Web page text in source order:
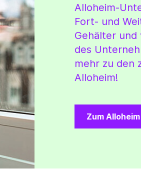
Alloheim-
Fort- und
Gehälter
des
mehr zu den
Alloheim!
Zum